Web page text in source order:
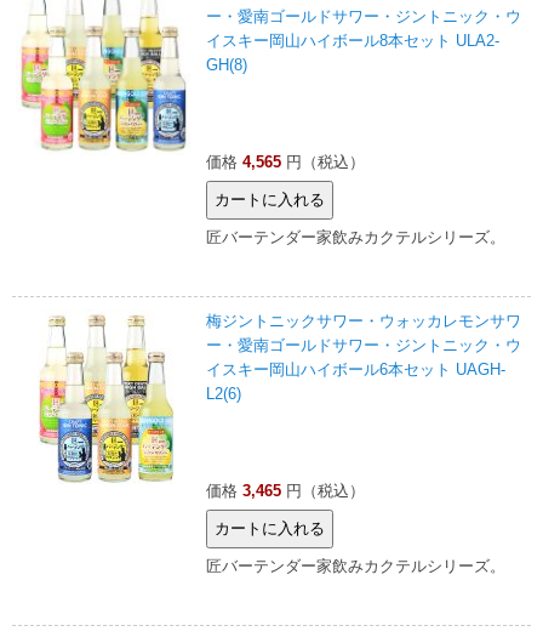
ー・愛南ゴールドサワー・ジントニック・ウ
イスキー岡山ハイボール8本セット ULA2-
GH(8)
価格 4,565 円（税込）
匠バーテンダー家飲みカクテルシリーズ。
梅ジントニックサワー・ウォッカレモンサワ
ー・愛南ゴールドサワー・ジントニック・ウ
イスキー岡山ハイボール6本セット UAGH-
L2(6)
価格 3,465 円（税込）
匠バーテンダー家飲みカクテルシリーズ。